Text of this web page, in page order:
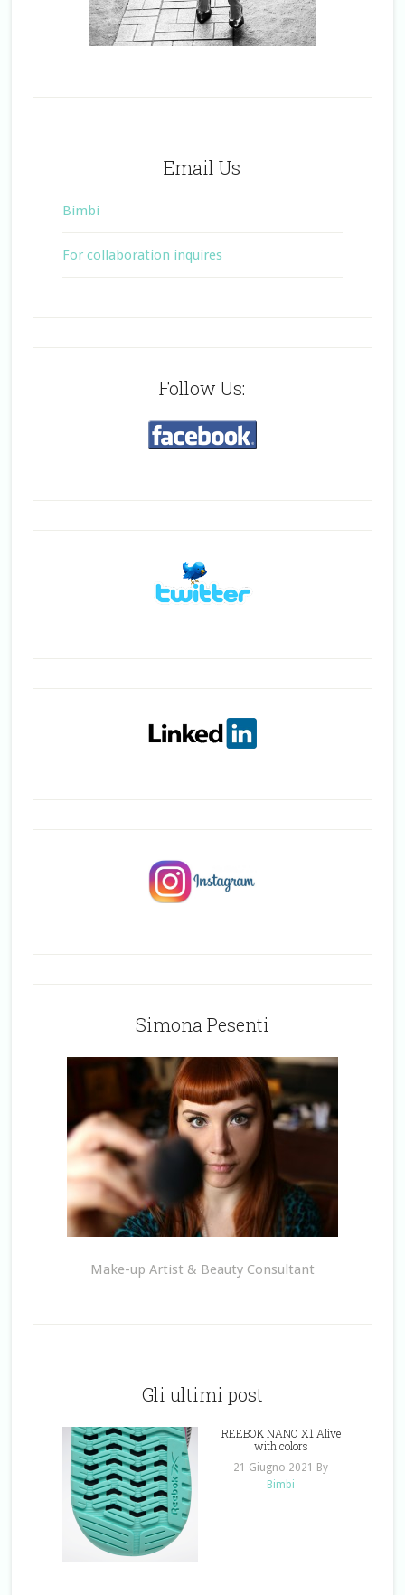
Email Us
Bimbi
For collaboration inquires
Follow Us:
Simona Pesenti
Make-up Artist & Beauty Consultant
Gli ultimi post
REEBOK NANO X1 Alive
with colors
21 Giugno 2021 By
Bimbi